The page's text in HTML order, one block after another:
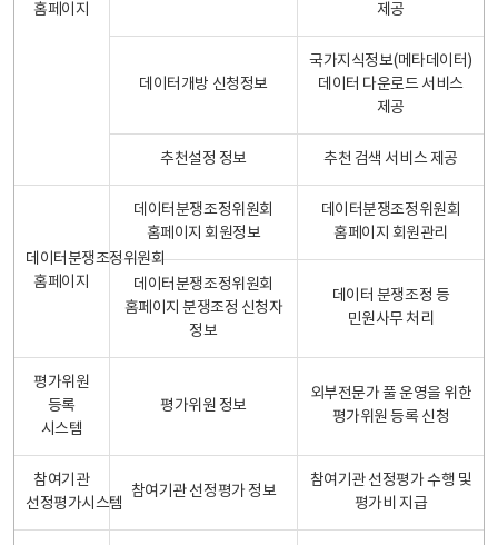
홈페이지
제공
데이터개방 신청정보
국가지식정보(메타데이터)
데이터 다운로드 서비스
제공
추천설정 정보 추천 검색 서비스 제공
데이터분쟁조정위원회
홈페이지
데이터분쟁조정위원회
홈페이지 회원정보
데이터분쟁조정위원회
홈페이지 회원관리
데이터분쟁조정위원회
홈페이지 분쟁조정 신청자
정보
데이터 분쟁조정 등
민원사무 처리
평가위원
등록
시스템
평가위원 정보
외부전문가 풀 운영을 위한
평가위원 등록 신청
참여기관
선정평가시스템
참여기관 선정평가 정보
참여기관 선정평가 수행 및
평가비 지급